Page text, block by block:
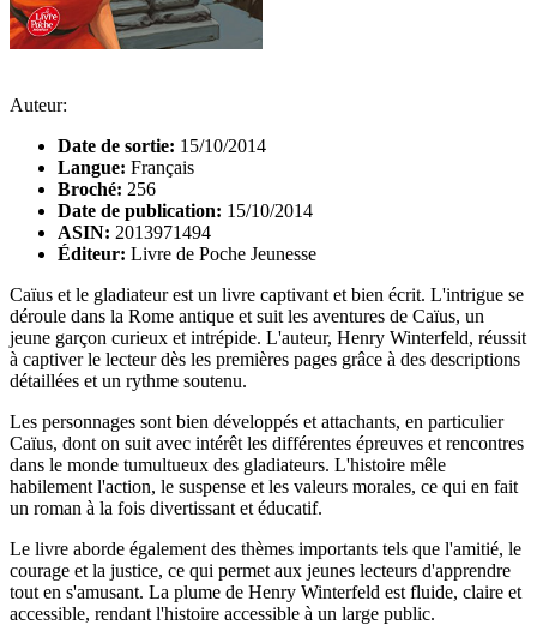
Auteur:
Date de sortie: 15/10/2014
Langue: Français
Broché: 256
Date de publication: 15/10/2014
ASIN: 2013971494
Éditeur: Livre de Poche Jeunesse
Caïus et le gladiateur est un livre captivant et bien écrit. L'intrigue se
déroule dans la Rome antique et suit les aventures de Caïus, un
jeune garçon curieux et intrépide. L'auteur, Henry Winterfeld, réussit
à captiver le lecteur dès les premières pages grâce à des descriptions
détaillées et un rythme soutenu.
Les personnages sont bien développés et attachants, en particulier
Caïus, dont on suit avec intérêt les différentes épreuves et rencontres
dans le monde tumultueux des gladiateurs. L'histoire mêle
habilement l'action, le suspense et les valeurs morales, ce qui en fait
un roman à la fois divertissant et éducatif.
Le livre aborde également des thèmes importants tels que l'amitié, le
courage et la justice, ce qui permet aux jeunes lecteurs d'apprendre
tout en s'amusant. La plume de Henry Winterfeld est fluide, claire et
accessible, rendant l'histoire accessible à un large public.